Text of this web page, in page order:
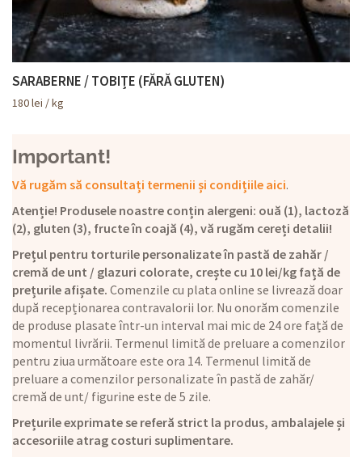
SARABERNE / TOBIȚE (FĂRĂ GLUTEN)
180lei / kg
Important!
Vă rugăm să consultați termenii și condițiile aici.
Atenție! Produsele noastre conțin alergeni: ouă (1), lactoză
(2), gluten (3), fructe în coajă (4), vă rugăm cereți detalii!
Prețul pentru torturile personalizate în pastă de zahăr /
cremă de unt / glazuri colorate, crește cu 10 lei/kg față de
prețurile afișate. Comenzile cu plata online se livrează doar
după recepționarea contravalorii lor. Nu onorăm comenzile
de produse plasate într-un interval mai mic de 24 ore față de
momentul livrării. Termenul limită de preluare a comenzilor
pentru ziua următoare este ora 14. Termenul limită de
preluare a comenzilor personalizate în pastă de zahăr/
cremă de unt/ figurine este de 5 zile.
Prețurile exprimate se referă strict la produs, ambalajele și
accesoriile atrag costuri suplimentare.